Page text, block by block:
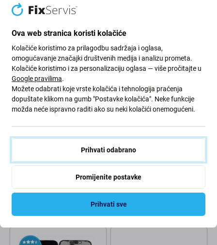
FixPremium
OČEKIVANO 3 kom,
2,52 €
Apple iPhone 11 - 14 Pro Max -
Donji vijci (srebrni, bijeli,
Baterija za iPhone 14,
3279mAh, A2863, Service
Ova web stranica koristi kolačiće
Kolačiće koristimo za prilagodbu sadržaja i oglasa,
omogućavanje značajki društvenih medija i analizu prometa.
Kolačiće koristimo i za personalizaciju oglasa — više pročitajte u
Google pravilima.
Možete odabrati koje vrste kolačića i tehnologija praćenja
dopuštate klikom na gumb "Postavke kolačića". Neke funkcije
možda neće ispravno raditi ako su neki kolačići onemogućeni.
Prihvati odabrano
Promijenite postavke
Prihvati sve